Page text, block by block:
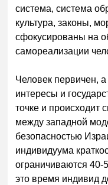
система, система
культура, законы,
сфокусированы на
самореализации
Человек первичен,
интересы и
точке и происходит
между западной
безопасностью
индивидуума
ограничиваются 40-
это время индивид